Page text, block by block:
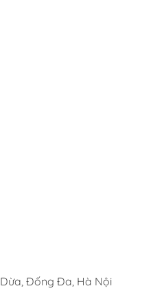
Dừa, Đống Đa, Hà Nội